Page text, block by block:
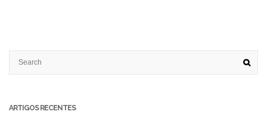
ARTIGOS RECENTES